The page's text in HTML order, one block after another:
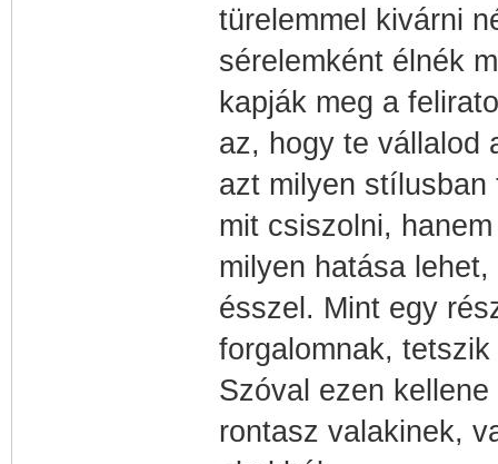
türelemmel kivárni
sérelemként élnék
kapják meg a
az, hogy te vállalod
azt milyen
mit csiszolni,
milyen hatása
ésszel. Mint egy
forgalomnak, tetszik
Szóval ezen
rontasz valakinek,